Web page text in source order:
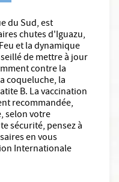
du Sud, est
chutes d'Iguazu,
et la dynamique
de mettre à jour
contre la
coqueluche, la
B. La vaccination
recommandée,
selon votre
sécurité, pensez à
en vous
Internationale